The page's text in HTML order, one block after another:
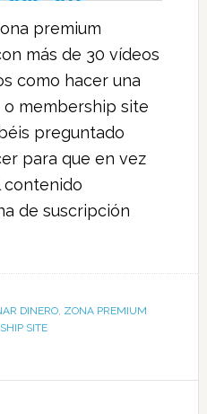
premium
más de 30 vídeos
como hacer una
membership site
preguntado
para que en vez
contenido
de suscripción
DINERO, ZONA PREMIUM
SITE